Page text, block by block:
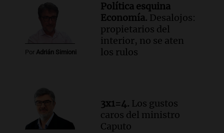
Rosario.
Viva la Radio Rosario
Audio.Luciano Cáceres llega a Córdoba a
presentar “Paraíso”, una obra que
Episodios
Por Adrián Simioni
Política esquina
Economía. Desalojos:
propietarios del
interior, no se aten
los rulos
3x1=4. Los gustos
caros del ministro
Caputo